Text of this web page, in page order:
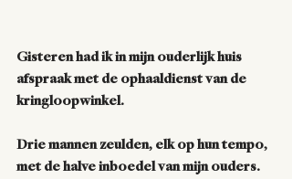
Gisteren had ik in mijn ouderlijk huis
afspraak met de ophaaldienst van de
kringloopwinkel.
Drie mannen zeulden, elk op hun tempo,
met de halve inboedel van mijn ouders.